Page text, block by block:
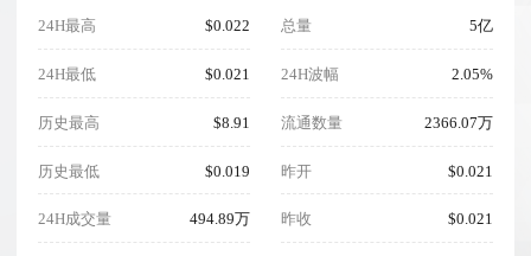
24H最高 $0.022
24H最低 $0.021
历史最高 $8.91
历史最低 $0.019
24H成交量 494.89万
总量 5亿
24H波幅 2.05%
流通数量 2366.07万
昨开 $0.021
昨收 $0.021